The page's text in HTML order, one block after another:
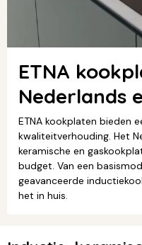
ETNA
Nederlands
ETNA kookplaten bieden
kwaliteitverhouding. Het
keramische en
budget. Van een
geavanceerde
het in huis.